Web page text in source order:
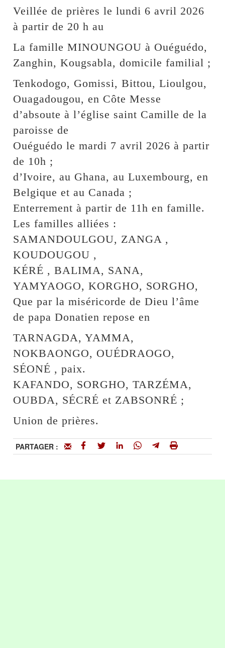
Veillée de prières le lundi 6 avril 2026
à partir de 20 h au
La famille MINOUNGOU à Ouéguédo,
Zanghin, Kougsabla, domicile familial ;
Tenkodogo, Gomissi, Bittou, Lioulgou,
Ouagadougou, en Côte Messe
d’absoute à l’église saint Camille de la
paroisse de
Ouéguédo le mardi 7 avril 2026 à partir
de 10h ;
d’Ivoire, au Ghana, au Luxembourg, en
Belgique et au Canada ;
Enterrement à partir de 11h en famille.
Les familles alliées :
SAMANDOULGOU, ZANGA ,
KOUDOUGOU ,
KÉRÉ , BALIMA, SANA,
YAMYAOGO, KORGHO, SORGHO,
Que par la miséricorde de Dieu l’âme
de papa Donatien repose en
TARNAGDA, YAMMA,
NOKBAONGO, OUÉDRAOGO,
SÉONÉ , paix.
KAFANDO, SORGHO, TARZÉMA,
OUBDA, SÉCRÉ et ZABSONRÉ ;
Union de prières.
PARTAGER :